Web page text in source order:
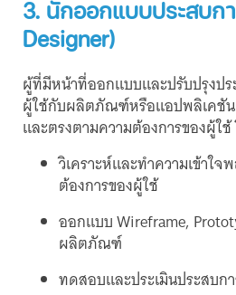
3. นักออกแบบประสบก
Designer)
ผู้ที่มีหน้าที่ออกแบบและปรับปรุงปร
ผู้ใช้กับผลิตภัณฑ์หรือแอปพลิเคชัน
และตรงตามความต้องการของผู้ใ
วิเคราะห์และทำความเข้าใ
ต้องการของผู้ใช้
ออกแบบ Wireframe,
ผลิตภัณฑ์
ทดสอบและประเมินประสบก